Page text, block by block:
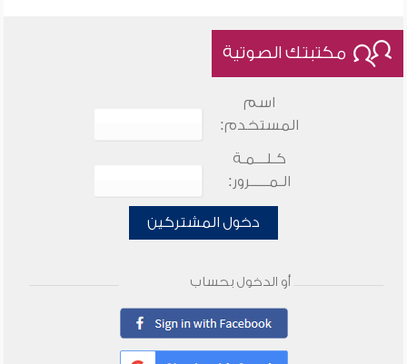
مكتبتك الصوتية
اسم
المستخدم:
كـلـــمـة
الـمـــــرور:
دخول المشتركين
أو الدخول بحساب